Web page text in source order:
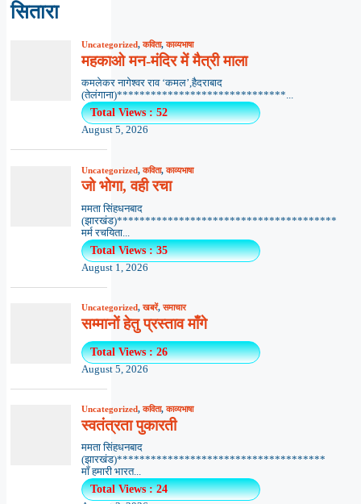
सितारा
Uncategorized,कविता,काव्यभाषा
महकाओ मन-मंदिर में मैत्री माला
कमलेकर नागेश्वर राव ‘कमल’,हैदराबाद
(तेलंगाना)******************************...
Total Views : 52
August 5, 2026
Uncategorized,कविता,काव्यभाषा
जो भोगा, वही रचा
ममता सिंहधनबाद
(झारखंड)***************************************
मर्म रचयिता...
Total Views : 35
August 1, 2026
Uncategorized,खबरें,समाचार
सम्मानों हेतु प्रस्ताव माँगे
Total Views : 26
August 5, 2026
Uncategorized,कविता,काव्यभाषा
स्वतंत्रता पुकारती
ममता सिंहधनबाद
(झारखंड)*************************************
माँ हमारी भारत...
Total Views : 24